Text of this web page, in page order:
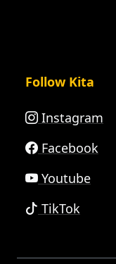
Follow Kita
Instagram
Facebook
Youtube
TikTok